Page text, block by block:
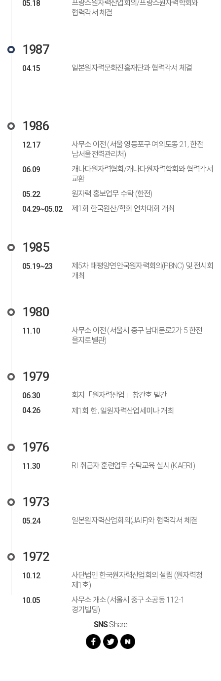
05.18
프랑스원자력산업회의/프랑스원자력학회와
협력각서 체결
1987
04.15 일본원자력문화진흥재단과 협력각서 체결
12.17
캐나다원자력협회/캐나다원자력학회와 협력각서
원자력 홍보업무 수탁 (한전)
04.29~05.02
제1회 한국원산/학회 연차대회 개최
1985
05.19~23
제5차 태평양연안국원자력회의(PBNC) 및 전시회
개최
1980
11.10
사무소 이전 (서울시 중구 남대문로2가 5 한전
을지로별관)
1979
06.30
회지「원자력산업」창간호 발간
04.26
제1회 한․일원자력산업세미나 개최
1976
11.30 RI 취급자 훈련업무 수탁교육 실시 (KAERI)
1973
05.24 일본원자력산업회의(JAIF)와 협력각서 체결
1972
10.12
사단법인 한국원자력산업회의 설립 (원자력청
제1호)
10.05
사무소 개소 (서울시 중구 소공동 112-1
경기빌딩)
SNSShare